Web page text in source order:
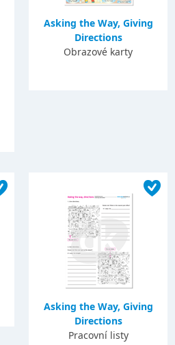
Asking the Way, Giving
Directions
Obrazové karty
Asking the Way, Giving
Directions
Pracovní listy